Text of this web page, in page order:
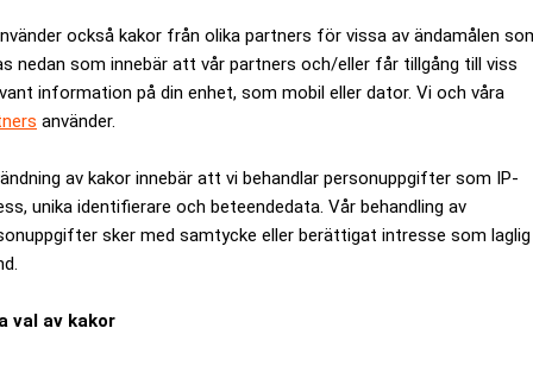
också kakor från olika partners för vissa av ändamålen
nedan som innebär att vår partners och/eller får tillgång till viss
information på din enhet, som mobil eller dator. Vi och våra
använder.
av kakor innebär att vi behandlar personuppgifter som IP-
unika identifierare och beteendedata. Vår behandling av
sker med samtycke eller berättigat intresse som laglig
val av kakor
att det är bland de tre största transaktionerna i Norden
ANNONS